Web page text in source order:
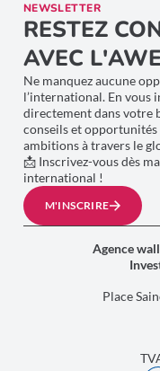
NEWSLETTER
RESTEZ
AVEC
Ne manquez aucune
l’international. En vous
directement dans votre
conseils et
ambitions à travers le
📩 Inscrivez-vous dès
international !
M'INSCRIRE
Agence
Place